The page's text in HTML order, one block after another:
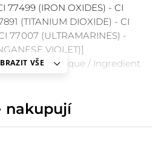
77499 (IRON OXIDES) - CI
(TITANIUM DIOXIDE) - CI
77007 (ULTRAMARINES) -
VIOLET)]
Biologique / Ingredient
VŠE
nakupují